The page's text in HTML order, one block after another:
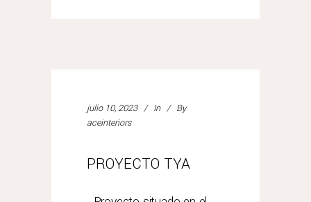
julio 10, 2023 In
By
aceinteriors
PROYECTO TYA